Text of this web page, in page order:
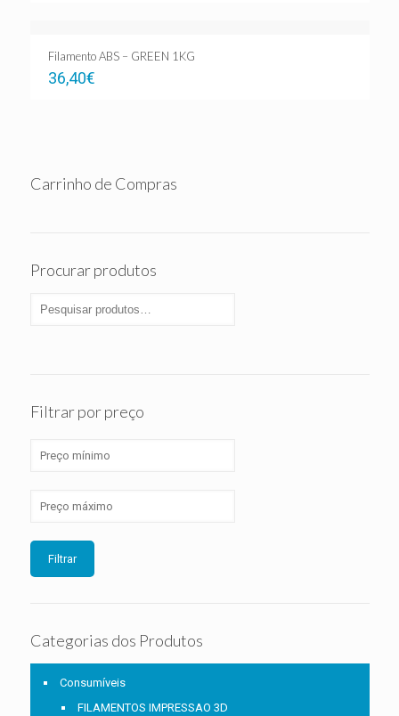
Filamento ABS – GREEN 1KG
36,40€
Carrinho de Compras
Procurar produtos
Filtrar por preço
Filtrar
Categorias dos Produtos
Consumíveis
FILAMENTOS IMPRESSAO 3D